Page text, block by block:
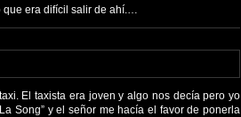
era difícil salir de ahí.…
El taxista era joven y algo nos decía pero yo
Song” y el señor me hacía el favor de ponerla